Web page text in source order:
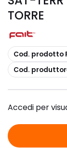
TORRE
copia
Cod. prodotto
copia
Cod.
Accedi per